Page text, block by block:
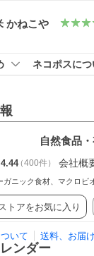
かねこや
ネコポスにつ
自然食品
4.44（400件） 会社概
ガニック食材、マクロビ
トアをお気に入り
いて 送料、お届
ンダー